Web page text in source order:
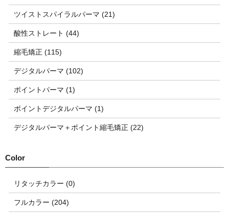
ツイストスパイラルパーマ (21)
酸性ストレート (44)
縮毛矯正 (115)
デジタルパーマ (102)
ポイントパーマ (1)
ポイントデジタルパーマ (1)
デジタルパーマ＋ポイント縮毛矯正 (22)
リタッチカラー (0)
フルカラー (204)